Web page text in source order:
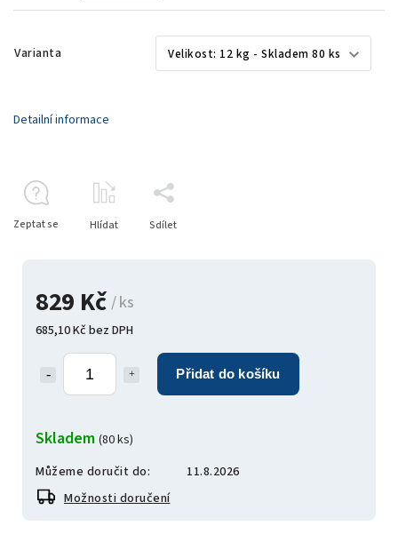
Varianta
829 Kč / ks
685,10 Kč bez DPH
Přidat do košíku
Skladem (80 ks)
Můžeme doručit do:
11.8.2026
Možnosti doručení
Detailní informace
Zeptat se Hlídat Sdílet